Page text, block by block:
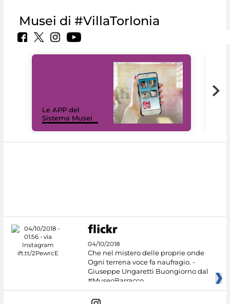
Musei di #VillaTorlonia
Le APP del
Sistema Musei
04/10/2018
Che nel mistero delle proprie onde
Ogni terrena voce fa naufragio. -
Giuseppe Ungaretti Buongiorno dal
#MuseoBarracco